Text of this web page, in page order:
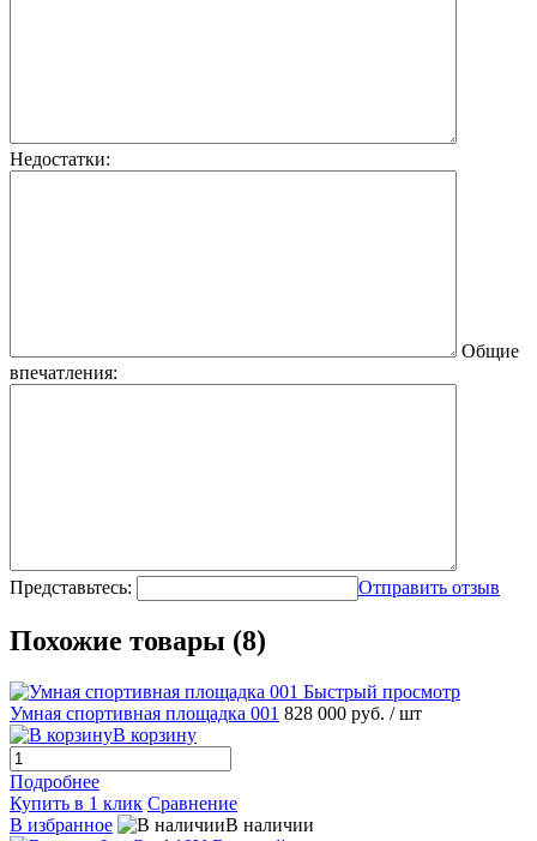
Недостатки:
Общие
впечатления:
Представьтесь: Отправить отзыв
Похожие товары (8)
Быстрый просмотр
Умная спортивная площадка 001 828 000 руб. / шт
В корзину
Подробнее
Купить в 1 клик Сравнение
В избранное
В наличии